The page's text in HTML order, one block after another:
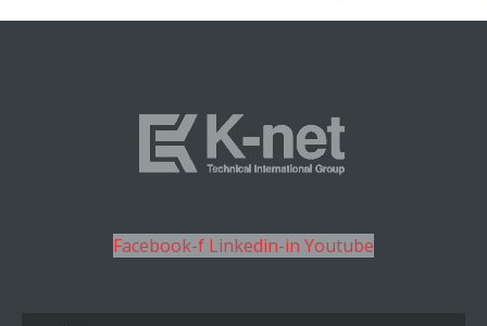
Facebook-f Linkedin-in Youtube